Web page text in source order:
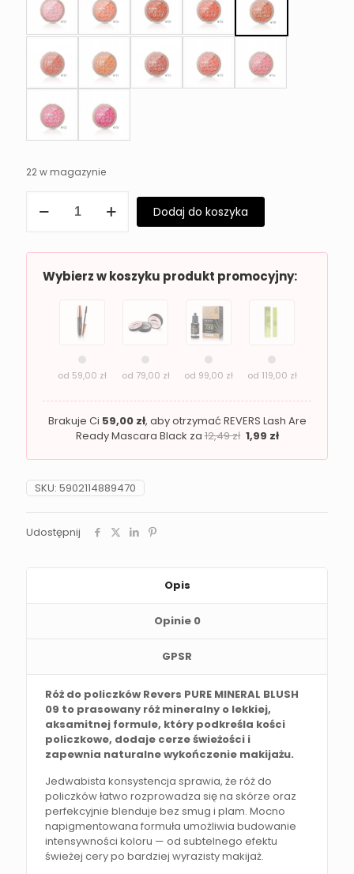
22 w magazynie
Róż
Revers
PURE
MINERAL
prasowany
Dodaj do koszyka
Wybierz w koszyku produkt promocyjny:
od 59,00 zł od 79,00 zł od 99,00 zł od 119,00 zł
Brakuje Ci 59,00 zł, aby otrzymać REVERS Lash Are
Ready Mascara Black za12,49zł 1,99 zł
SKU: 5902114889470
Udostępnij
Opis
Opinie 0
GPSR
Róż do policzków Revers PURE MINERAL BLUSH
09 to prasowany róż mineralny o lekkiej,
aksamitnej formule, który podkreśla kości
policzkowe, dodaje cerze świeżości i
zapewnia naturalne wykończenie makijażu.
Jedwabista konsystencja sprawia, że róż do
policzków łatwo rozprowadza się na skórze oraz
perfekcyjnie blenduje bez smug i plam. Mocno
napigmentowana formuła umożliwia budowanie
intensywności koloru — od subtelnego efektu
świeżej cery po bardziej wyrazisty makijaż.